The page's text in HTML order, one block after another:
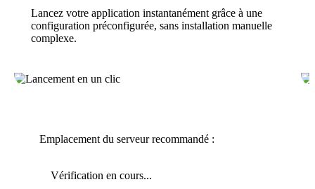
Lancez votre application instantanément grâce à une
configuration préconfigurée, sans installation manuelle
complexe.
Emplacement du serveur recommandé :
Vérification en cours...